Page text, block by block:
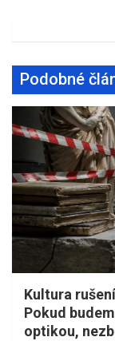
Podobné
Kultura
Pokud
optikou,